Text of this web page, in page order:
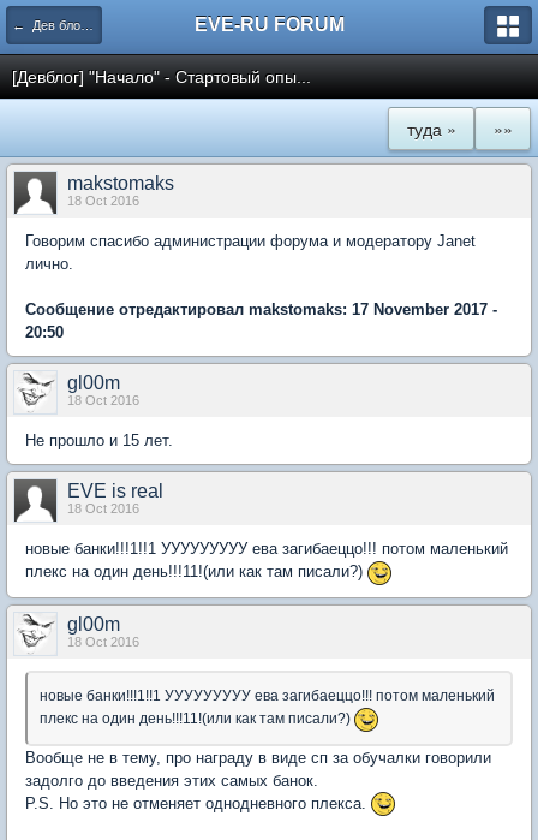
← Дев блоги и патчи EVE-RU FORUM
[Девблог] "Начало" - Стартовый опы...
»»
туда »
makstomaks
18 Oct 2016
Говорим спасибо администрации форума и модератору Janet
лично.
Сообщение отредактировал makstomaks: 17 November 2017 -
20:50
gl00m
18 Oct 2016
Не прошло и 15 лет.
EVE is real
18 Oct 2016
новые банки!!!1!!1 УУУУУУУУУ ева загибаеццо!!! потом маленький
плекс на один день!!!11!(или как там писали?)
gl00m
18 Oct 2016
новые банки!!!1!!1 УУУУУУУУУ ева загибаеццо!!! потом маленький
плекс на один день!!!11!(или как там писали?)
Вообще не в тему, про награду в виде сп за обучалки говорили
задолго до введения этих самых банок.
P.S. Но это не отменяет однодневного плекса.